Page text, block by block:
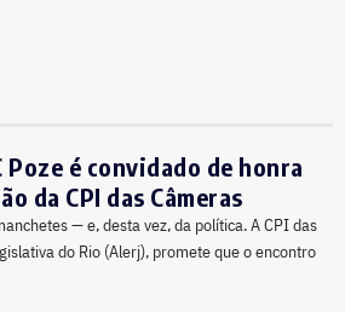
é convidado de honra
da CPI das Câmeras
— e, desta vez, da política. A CPI das
do Rio (Alerj), promete que o encontro